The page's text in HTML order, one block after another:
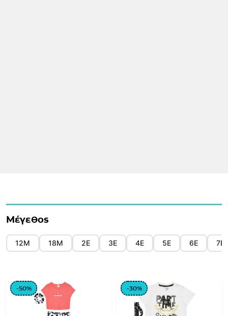
Μέγεθος
12Μ 18Μ 2Ε 3Ε 4Ε 5Ε 6Ε 7Ε
-50% -30%